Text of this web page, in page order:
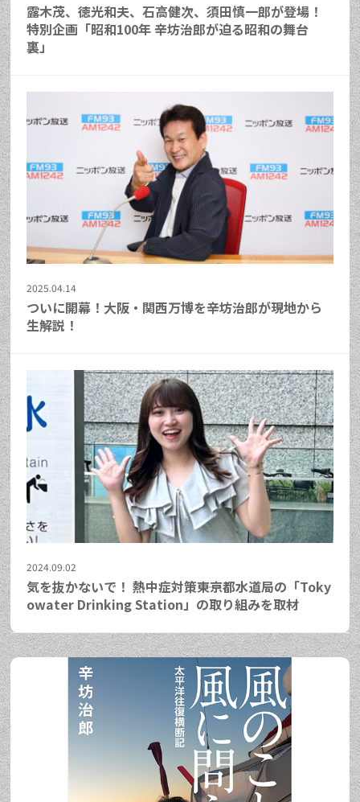
露木茂、徳光和夫、石高健次、須田慎一郎が登場！
特別企画「昭和100年 辛坊治郎が迫る昭和の舞台
裏」
2025.04.14
ついに開幕！大阪・関西万博を辛坊治郎が現地から
生解説！
2024.09.02
気を抜かないで！ 熱中症対策――東京都水道局の「Toky
owater Drinking Station」の取り組みを取材